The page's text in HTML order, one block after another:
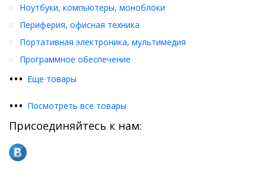
••• Еще товары
Ноутбуки, компьютеры, моноблоки
Периферия, офисная техника
Портативная электроника, мультимедия
Программное обеспечение
••• Посмотреть все товары
Присоединяйтесь к нам: